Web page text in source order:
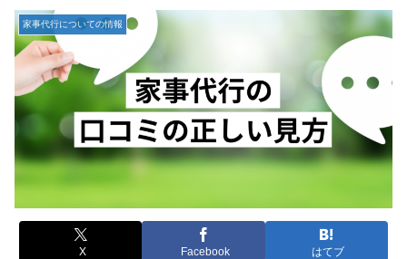
家事代行についての情報
X Facebook はてブ